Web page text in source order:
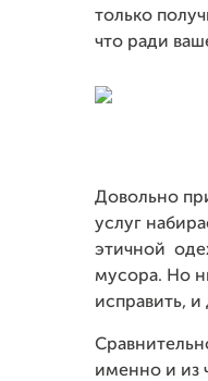
только
что ради
Довольно
услуг
этичной
мусора. Но
исправить,
именно и из